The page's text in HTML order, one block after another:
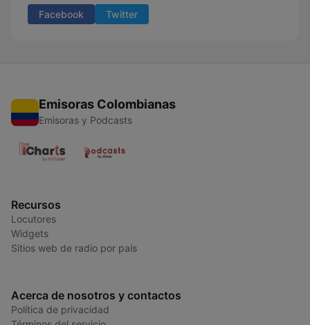
Facebook Twitter
Emisoras Colombianas
Emisoras y Podcasts
Recursos
Locutores
Widgets
Sitios web de radio por país
Acerca de nosotros y contactos
Política de privacidad